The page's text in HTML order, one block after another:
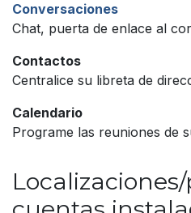
Conversaciones
Chat, puerta de enlace al
Contactos
Centralice su libreta de
Calendario
Programe las reuniones de